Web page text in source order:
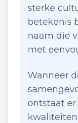
sterke
betekenis
naam die
met
Wanneer
ontstaat